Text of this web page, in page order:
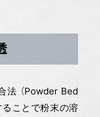
法 （Powder Bed
ることで粉末の溶